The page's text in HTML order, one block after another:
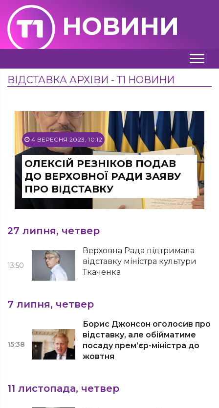
НОВИНИ
ВІДСТАВКА АРХІВИ - Т1 НОВИНИ
4 ВЕРЕСНЯ 2023, 10:12
ОЛЕКСІЙ РЕЗНІКОВ ПОДАВ
ДО ВЕРХОВНОЇ РАДИ ЗАЯВУ
ПРО ВІДСТАВКУ
27 липня, четвер
13:50
Верховна Рада підтримала
відставку міністра культури
Ткаченка
7 липня, четвер
15:38
Борис Джонсон оголосив про
відставку, але обійматиме
посаду прем’єр-міністра до
жовтня
11 листопада, четвер